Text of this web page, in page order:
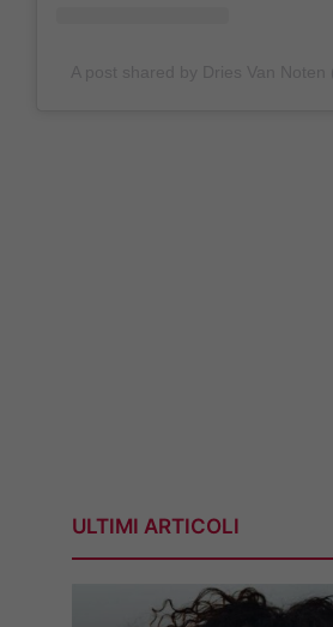
ULTIMI ARTICOLI